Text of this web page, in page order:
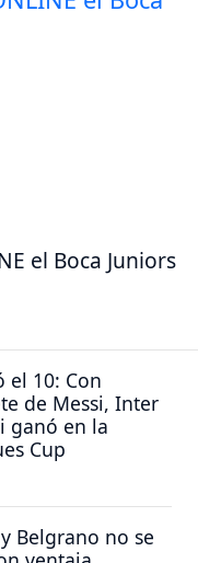
el Boca Juniors
el 10: Con
de Messi, Inter
ganó en la
Cup
Belgrano no se